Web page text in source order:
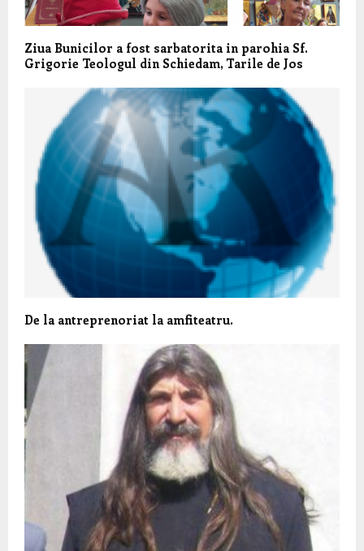
Ziua Bunicilor a fost sarbatorita in parohia Sf.
Grigorie Teologul din Schiedam, Tarile de Jos
De la antreprenoriat la amfiteatru.